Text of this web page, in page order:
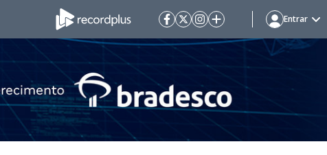
Entrar